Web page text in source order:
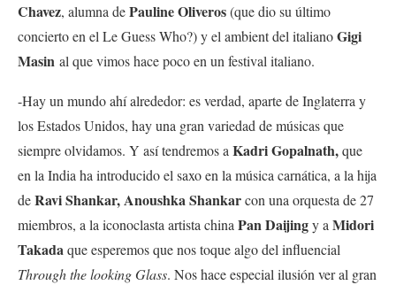
Chavez, alumna dePauline Oliveros(que dio su último
concierto en el Le Guess Who?) y el ambient del italianoGigi
Masin al que vimos hace poco en un festival italiano.
-Hay un mundo ahí alrededor: es verdad, aparte de Inglaterra y
los Estados Unidos, hay una gran variedad de músicas que
siempre olvidamos. Y así tendremos a Kadri Gopalnath,que
en la India ha introducido el saxo en la música carnática, a la hija
deRavi Shankar, Anoushka Shankarcon una orquesta de 27
miembros, a la iconoclasta artista china Pan Daijingy a Midori
Takadaque esperemos que nos toque algo del influencial
Through the looking Glass. Nos hace especial ilusión ver al gran